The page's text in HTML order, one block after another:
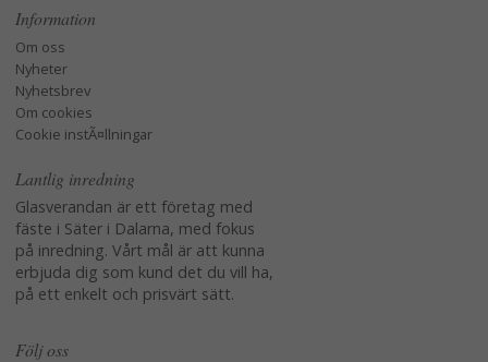
Information
Om oss
Nyheter
Nyhetsbrev
Om cookies
Cookie instÃ¤llningar
Lantlig inredning
Glasverandan är ett företag med
fäste i Säter i Dalarna, med fokus
på inredning. Vårt mål är att kunna
erbjuda dig som kund det du vill ha,
på ett enkelt och prisvärt sätt.
Följ oss